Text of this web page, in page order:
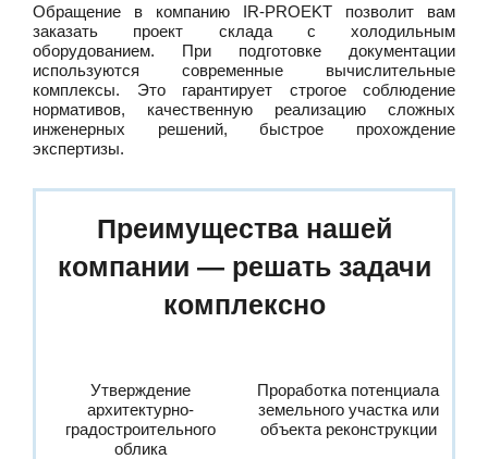
Обращение в компанию IR-PROEKT позволит вам
заказать проект склада с холодильным
оборудованием. При подготовке документации
используются современные вычислительные
комплексы. Это гарантирует строгое соблюдение
нормативов, качественную реализацию сложных
инженерных решений, быстрое прохождение
экспертизы.
Преимущества нашей
компании — решать задачи
комплексно
Утверждение
архитектурно-
градостроительного
облика
Проработка потенциала
земельного участка или
объекта реконструкции